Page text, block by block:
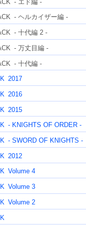
- エド編 -
- ヘルカイザー編 -
- 十代編 2 -
- 万丈目編 -
- 十代編 -
2017
2016
2015
- KNIGHTS OF ORDER -
- SWORD OF KNIGHTS -
2012
Volume 4
Volume 3
Volume 2